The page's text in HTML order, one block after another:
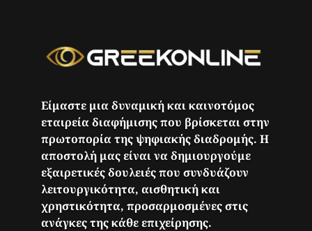
Είμαστε μια δυναμική και καινοτόμος
εταιρεία διαφήμισης που βρίσκεται στην
πρωτοπορία της ψηφιακής διαδρομής. Η
αποστολή μας είναι να δημιουργούμε
εξαιρετικές δουλειές που συνδυάζουν
λειτουργικότητα, αισθητική και
χρηστικότητα, προσαρμοσμένες στις
ανάγκες της κάθε επιχείρησης.